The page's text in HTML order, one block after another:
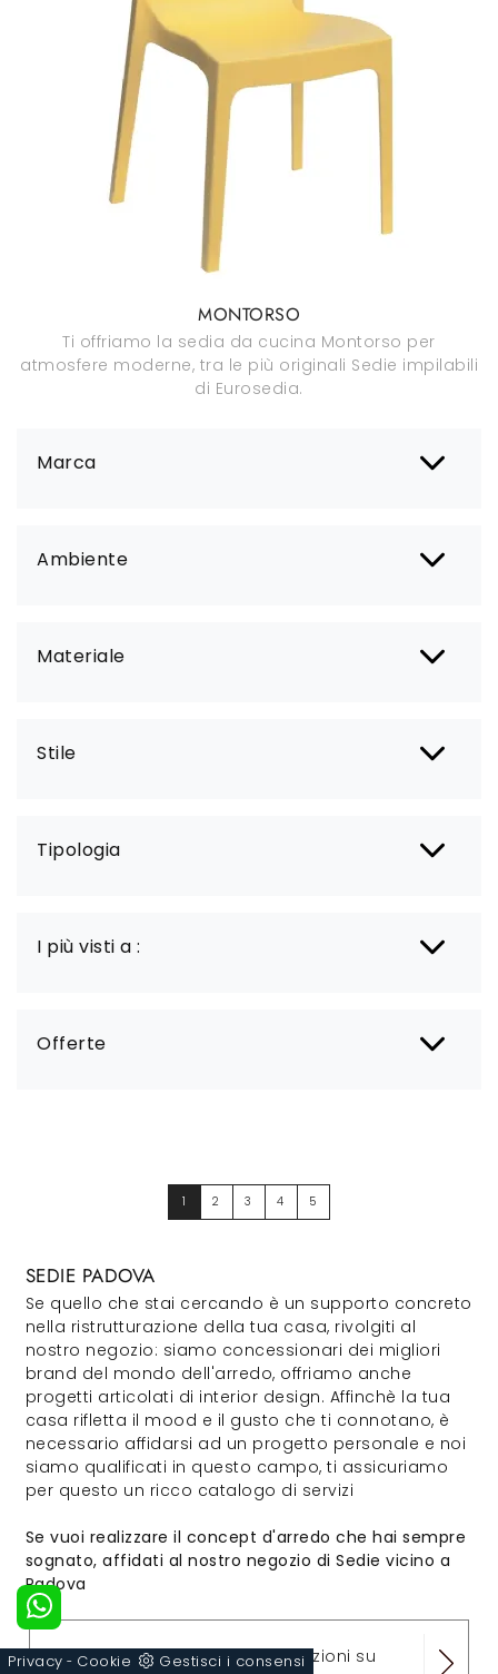
Marca
Ambiente
Materiale
Stile
Tipologia
I più visti a :
Offerte
MONTORSO
Ti offriamo la sedia da cucina Montorso per
atmosfere moderne, tra le più originali Sedie impilabili
di Eurosedia.
1 2 3 4 5
SEDIE PADOVA
Se quello che stai cercando è un supporto concreto
nella ristrutturazione della tua casa, rivolgiti al
nostro negozio: siamo concessionari dei migliori
brand del mondo dell'arredo, offriamo anche
progetti articolati di interior design. Affinchè la tua
casa rifletta il mood e il gusto che ti connotano, è
necessario affidarsi ad un progetto personale e noi
siamo qualificati in questo campo, ti assicuriamo
per questo un ricco catalogo di servizi
Se vuoi realizzare il concept d'arredo che hai sempre
sognato, affidati al nostro negozio di Sedie vicino a
Padova
Contattaci e ottieni informazioni su
Privacy - Cookie Gestisci i consensi